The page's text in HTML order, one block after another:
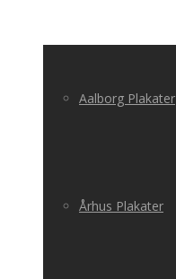
Aalborg Plakater
Århus Plakater